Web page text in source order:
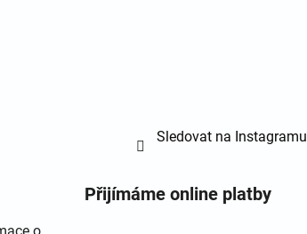
Sledovat na Instagramu
Přijímáme online platby